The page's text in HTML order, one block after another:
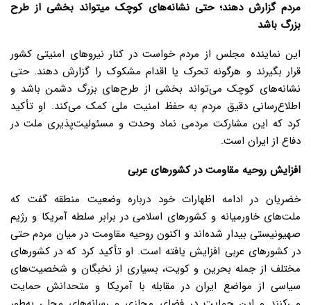
مردم گزارش دهند؛ حتی نشانه‌های کوچک میتواند بخشی از طرح
بزرگ باشد
این نماینده مجلس از مردم خواست در کنار نیروهای امنیتی کشور
قرار بگیرند و هرگونه تحرک یا اقدام مشکوک را گزارش دهند. حتی
نشانه‌های کوچک می‌تواند بخشی از طرح‌های بزرگ دشمن باشد و
اطلاع‌رسانی دقیق مردم به حفظ امنیت ملی کمک می‌کند. او تأکید
کرد که این مشارکت مردمی نماد وحدت و مسئولیت‌پذیری ملت در
دفاع از ایران است.
افزایش روحیه مقاومت در کشورهای عربی
خضریان در ادامه اظهارات خود درباره وضعیت منطقه گفت که
ملت‌های خاورمیانه و کشورهای اسلامی در برابر سلطه آمریکا و رژیم
صهیونیستی بیدار شده‌اند و اکنون روحیه مقاومت در میان مردم حتی
در کشورهای عربی افزایش یافته است. او تأکید کرد که در کشورهای
مختلف از جمله بحرین و کویت، بسیاری از نخبگان و شخصیت‌های
سیاسی از مواضع ایران در مقابله با آمریکا و متحدانش حمایت